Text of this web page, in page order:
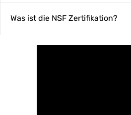
Was ist die NSF Zertifikation?